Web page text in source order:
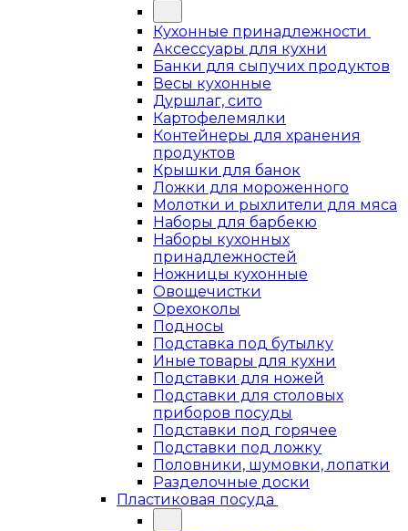
Кухонные принадлежности
Аксессуары для кухни
Банки для сыпучих продуктов
Весы кухонные
Дуршлаг, сито
Картофелемялки
Контейнеры для хранения
продуктов
Крышки для банок
Ложки для мороженного
Молотки и рыхлители для мяса
Наборы для барбекю
Наборы кухонных
принадлежностей
Ножницы кухонные
Овощечистки
Орехоколы
Подносы
Подставка под бутылку
Иные товары для кухни
Подставки для ножей
Подставки для столовых
приборов посуды
Подставки под горячее
Подставки под ложку
Половники, шумовки, лопатки
Разделочные доски
Пластиковая посуда